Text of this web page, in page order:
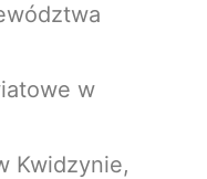
w
Kwidzynie,